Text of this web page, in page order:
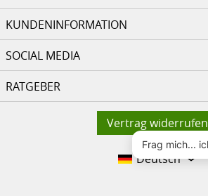
KUNDENINFORMATION
SOCIAL MEDIA
RATGEBER
Vertrag widerrufen
Deutsch